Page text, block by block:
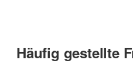
Häufig gestellte